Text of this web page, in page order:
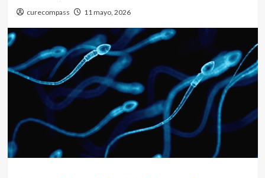
curecompass 11 mayo, 2026